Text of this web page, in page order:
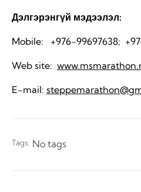
Дэлгэрэнгүй мэдээлэл:
Mobile: +976-99697638;
Web site:
E-mail:
Tags: No tags